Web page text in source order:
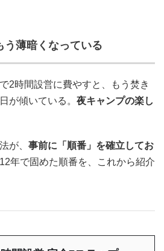
薄暗くなっている
2時間設営に費やすと、もう焚き
が傾いている。 夜キャンプの楽し
が、 事前に「順番」を確立してお
年で固めた順番を、これから紹介